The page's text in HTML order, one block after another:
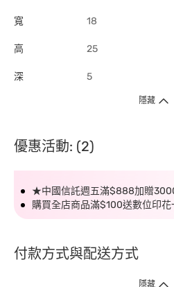
寬 18
高 25
深 5
隱藏
優惠活動: (2)
★中國信託週五滿$888加贈
購買全店商品滿$100送數位印花
付款方式與配送方式
隱藏